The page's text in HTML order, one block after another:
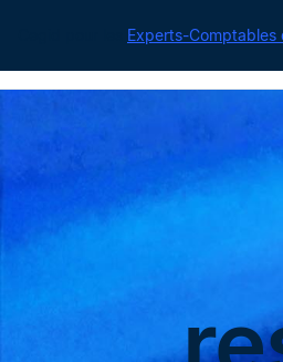
Experts-Comptables